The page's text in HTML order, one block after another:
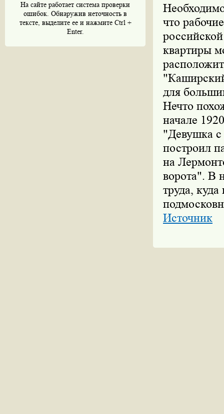
На сайте работает система проверки
ошибок. Обнаружив неточность в
тексте, выделите ее и нажмите Ctrl +
Enter.
что
квартиры
для
Нечто
начале
"Девушка
построил
на
ворота". В
труда,
Источник